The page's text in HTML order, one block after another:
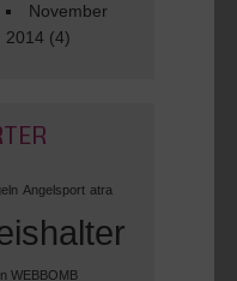
November
2014 (4)
Angelsport atra
WEBBOMB